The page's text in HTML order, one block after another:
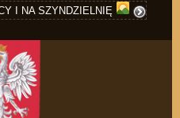
I NA SZYNDZIELNIĘ